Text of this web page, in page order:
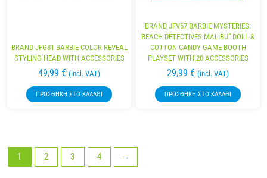
BRAND JFG81 BARBIE COLOR REVEAL
STYLING HEAD WITH ACCESSORIES
49,99 € (incl. VAT)
ΠΡΟΣΘΉΚΗ ΣΤΟ ΚΑΛΆΘΙ
BRAND JFV67 BARBIE MYSTERIES:
BEACH DETECTIVES MALIBU” DOLL &
COTTON CANDY GAME BOOTH
PLAYSET WITH 20 ACCESSORIES
29,99 € (incl. VAT)
ΠΡΟΣΘΉΚΗ ΣΤΟ ΚΑΛΆΘΙ
1 2 3 4 →